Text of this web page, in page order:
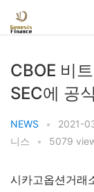
CBOE 비
SEC에 공
NEWS • 2021-
니스
• 5079
시카고옵션거래